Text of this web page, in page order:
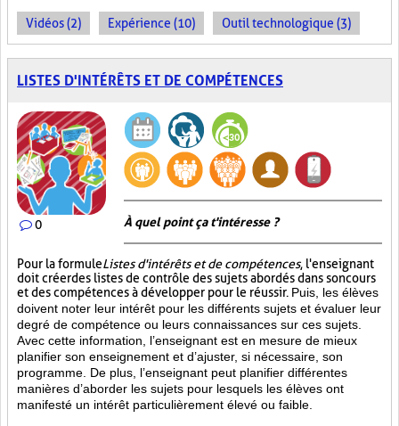
Vidéos (2) Expérience (10) Outil technologique (3)
LISTES D'INTÉRÊTS ET DE COMPÉTENCES
0 À quel point ça t'intéresse ?
Pour la formuleListes d'intérêts et de compétences, l'enseignant
doit créer des listes de contrôle des sujets abordés dans son cours
et des compétences à développer pour le réussir. Puis, les élèves
doivent noter leur intérêt pour les différents sujets et évaluer leur
degré de compétence ou leurs connaissances sur ces sujets.
Avec cette information, l’enseignant est en mesure de mieux
planifier son enseignement et d’ajuster, si nécessaire, son
programme. De plus, l’enseignant peut planifier différentes
manières d’aborder les sujets pour lesquels les élèves ont
manifesté un intérêt particulièrement élevé ou faible.